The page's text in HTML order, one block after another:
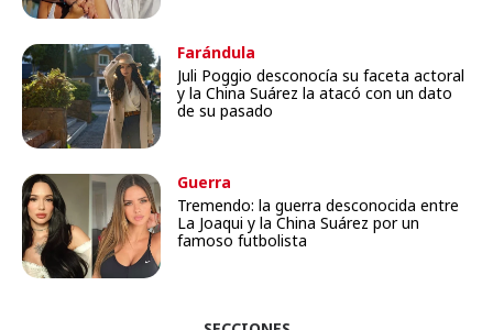
Farándula
Juli Poggio desconocía su faceta actoral
y la China Suárez la atacó con un dato
de su pasado
Guerra
Tremendo: la guerra desconocida entre
La Joaqui y la China Suárez por un
famoso futbolista